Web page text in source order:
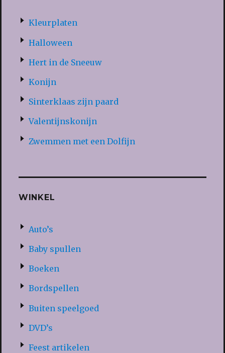
Kleurplaten
Halloween
Hert in de Sneeuw
Konijn
Sinterklaas zijn paard
Valentijnskonijn
Zwemmen met een Dolfijn
WINKEL
Auto’s
Baby spullen
Boeken
Bordspellen
Buiten speelgoed
DVD’s
Feest artikelen